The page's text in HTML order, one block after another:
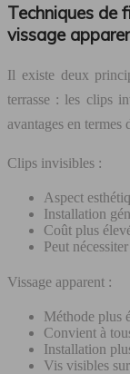
Techniques de
vissage
Il existe deux
terrasse : les clips
avantages en termes
Clips invisibles :
Aspect
Installation
Coût plus
Peut
Vissage apparent :
Méthode plus
Convient à
Installation
Vis visibles